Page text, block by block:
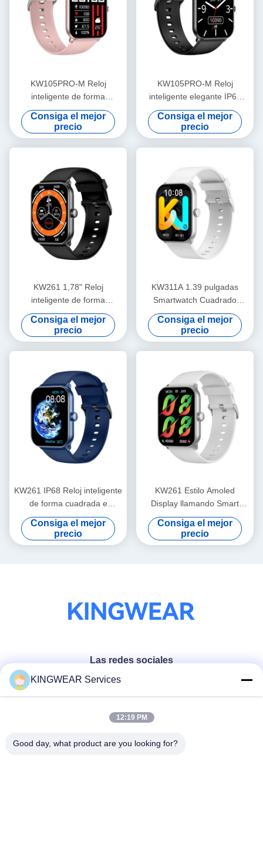
KW105PRO-M Reloj
inteligente de forma
cuadrada Bluetooth
llamando Reloj inteligente
pantalla amortiguada
Consiga el mejor
precio
KW105PRO-M Reloj
inteligente elegante IP68
Impresora TFT a prueba de
agua Reloj inteligente
Consiga el mejor
precio
KW261 1,78" Reloj
inteligente de forma
cuadrada con pantalla de
amortiguador y llamadas
Bluetooth
Consiga el mejor
precio
KW311A 1.39 pulgadas
Smartwatch Cuadrado
Forma IP68 Inodoro Smart
Watch Bluetooth llamadas
Consiga el mejor
precio
KW261 IP68 Reloj inteligente
de forma cuadrada e
impermeable con pantalla y
llamadas
Consiga el mejor
precio
KW261 Estilo Amoled
Display llamando Smart
Watch 1.78 pulgadas
Amoled Smartwatch
Consiga el mejor
precio
Las redes sociales
Contacto rápido
KINGWEAR Services
12:19 PM
Good day, what product are you looking for?